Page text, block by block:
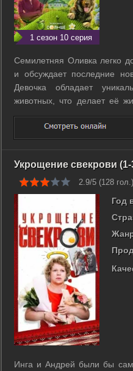
1 сезон 10 серия
Семилетняя Оливка легко
и обсуждает последние
Девочка обладает
животных, что делает её
настоящему сказочной.
друг Игорек, готовый
или на школьном дворе.
Укрощение свекрови (1-
2.9/5 (128 гол.)
Год
Инга и Андрей были бы